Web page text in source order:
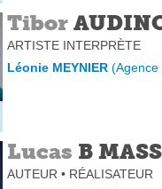
Tibor
ARTISTE INTERPRÈTE
Léonie MEYNIER(Agence
Lucas B
AUTEUR • RÉALISATEUR